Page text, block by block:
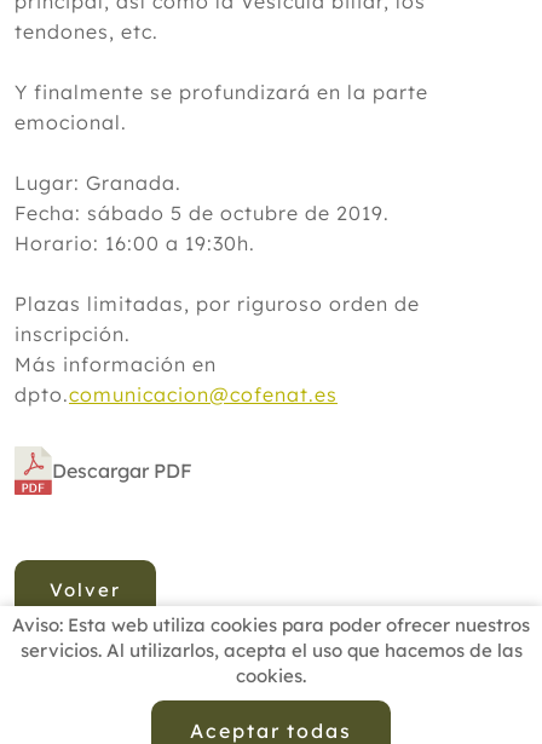
tendones, etc.
Y finalmente se profundizará en la parte
emocional.
Lugar: Granada.
Fecha: sábado 5 de octubre de 2019.
Horario: 16:00 a 19:30h.
Plazas limitadas, por riguroso orden de
inscripción.
Más información en
dpto.comunicacion@cofenat.es
Descargar PDF
Volver
Aviso: Esta web utiliza cookies para poder ofrecer nuestros
servicios. Al utilizarlos, acepta el uso que hacemos de las
cookies.
Aceptar todas
BUSCADOR PROFESIONALES
ESCUELAS RECOMENDADAS